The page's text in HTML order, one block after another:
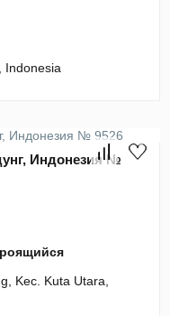
Indonesia
Индонезия №
Kec. Kuta Utara,